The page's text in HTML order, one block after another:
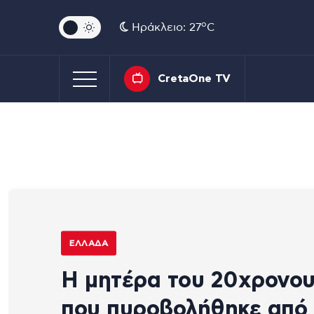
Ηράκλειο: 27oC
CretaOne TV
ΕΛΛΆΔΑ
Η μητέρα του
που πυροβολήθηκε από